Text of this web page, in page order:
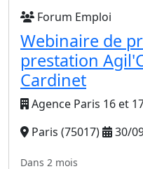
Forum Emploi
Webinaire de
prestation
Cardinet
Agence Paris 16 et
Paris (75017)
30/
Dans 2 mois